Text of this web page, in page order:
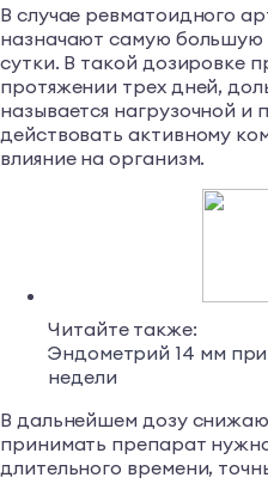
В случае ревматоидного
назначают самую большую
сутки. В такой дозировке
протяжении трех дней,
называется нагрузочной и
действовать активному
влияние на организм.
Читайте также:
Эндометрий 14 мм
недели
В дальнейшем дозу
принимать препарат
длительного времени,